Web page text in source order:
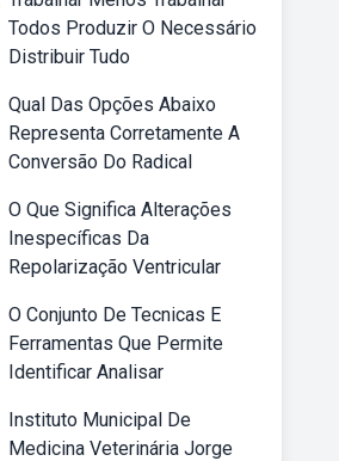
Todos Produzir O Necessário
Distribuir Tudo
Qual Das Opções Abaixo
Representa Corretamente A
Conversão Do Radical
O Que Significa Alterações
Inespecíficas Da
Repolarização Ventricular
O Conjunto De Tecnicas E
Ferramentas Que Permite
Identificar Analisar
Instituto Municipal De
Medicina Veterinária Jorge